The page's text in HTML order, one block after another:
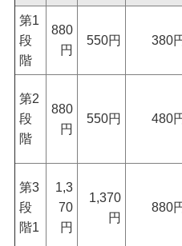
第1
段
階
880
円
550円 380
第2
段
階
880
円
550円 480
第3
段
階1
1,3
70
円
1,370
円
880